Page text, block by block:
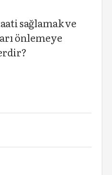
sağlamak ve
önlemeye